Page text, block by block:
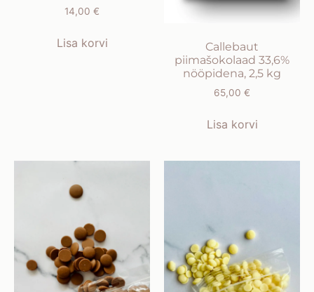
14,00 €
Lisa korvi
Callebaut
piimašokolaad 33,6%
nööpidena, 2,5 kg
65,00 €
Lisa korvi